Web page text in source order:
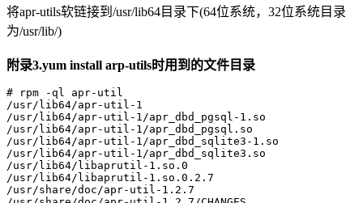
将apr-utils软链接到/usr/lib64目录下(64位系统，32位系统目录
为/usr/lib/)
附录3.yum install arp-utils时用到的文件目录
# rpm -ql apr-util
/usr/lib64/apr-util-1
/usr/lib64/apr-util-1/apr_dbd_pgsql-1.so
/usr/lib64/apr-util-1/apr_dbd_pgsql.so
/usr/lib64/apr-util-1/apr_dbd_sqlite3-1.so
/usr/lib64/apr-util-1/apr_dbd_sqlite3.so
/usr/lib64/libaprutil-1.so.0
/usr/lib64/libaprutil-1.so.0.2.7
/usr/share/doc/apr-util-1.2.7